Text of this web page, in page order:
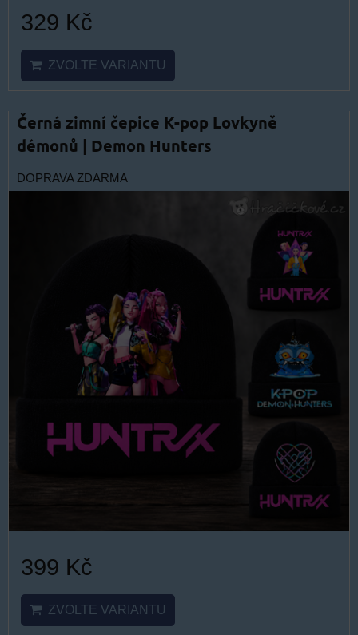
329 Kč
ZVOLTE VARIANTU
Černá zimní čepice K-pop Lovkyně
démonů | Demon Hunters
DOPRAVA ZDARMA
399 Kč
ZVOLTE VARIANTU